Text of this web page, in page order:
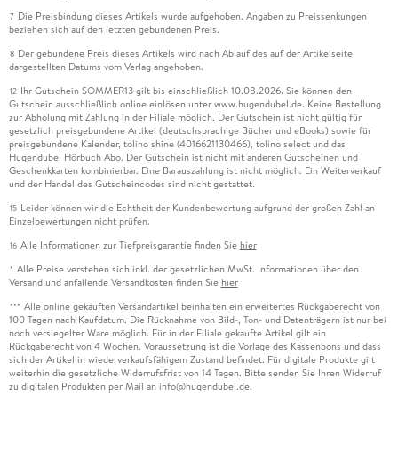
7 Die Preisbindung dieses Artikels wurde aufgehoben. Angaben zu Preissenkungen
beziehen sich auf den letzten gebundenen Preis.
8 Der gebundene Preis dieses Artikels wird nach Ablauf des auf der Artikelseite
dargestellten Datums vom Verlag angehoben.
12 Ihr Gutschein SOMMER13 gilt bis einschließlich 10.08.2026. Sie können den
Gutschein ausschließlich online einlösen unter www.hugendubel.de. Keine Bestellung
zur Abholung mit Zahlung in der Filiale möglich. Der Gutschein ist nicht gültig für
gesetzlich preisgebundene Artikel (deutschsprachige Bücher und eBooks) sowie für
preisgebundene Kalender, tolino shine (4016621130466), tolino select und das
Hugendubel Hörbuch Abo. Der Gutschein ist nicht mit anderen Gutscheinen und
Geschenkkarten kombinierbar. Eine Barauszahlung ist nicht möglich. Ein Weiterverkauf
und der Handel des Gutscheincodes sind nicht gestattet.
15 Leider können wir die Echtheit der Kundenbewertung aufgrund der großen Zahl an
Einzelbewertungen nicht prüfen.
16 Alle Informationen zur Tiefpreisgarantie finden Sie hier
* Alle Preise verstehen sich inkl. der gesetzlichen MwSt. Informationen über den
Versand und anfallende Versandkosten finden Sie hier
*** Alle online gekauften Versandartikel beinhalten ein erweitertes Rückgaberecht von
100 Tagen nach Kaufdatum. Die Rücknahme von Bild-, Ton- und Datenträgern ist nur bei
noch versiegelter Ware möglich. Für in der Filiale gekaufte Artikel gilt ein
Rückgaberecht von 4 Wochen. Voraussetzung ist die Vorlage des Kassenbons und dass
sich der Artikel in wiederverkaufsfähigem Zustand befindet. Für digitale Produkte gilt
weiterhin die gesetzliche Widerrufsfrist von 14 Tagen. Bitte senden Sie Ihren Widerruf
zu digitalen Produkten per Mail an info@hugendubel.de.